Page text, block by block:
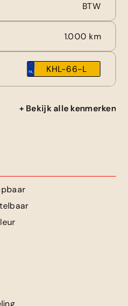
BTW
1.000 km
KHL-66-L
+ Bekijk alle kenmerken